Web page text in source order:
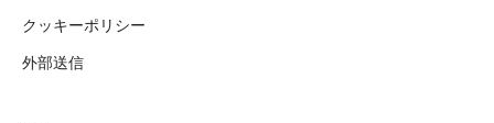
クッキーポリシー
外部送信